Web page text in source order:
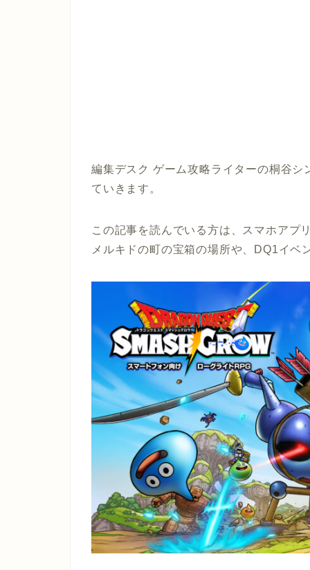
編集デスク ゲーム攻略ライターの桐谷
ていきます。
この記事を読んでいる方は、スマホアプ
メルキドの町の宝箱の場所や、DQ1イベ